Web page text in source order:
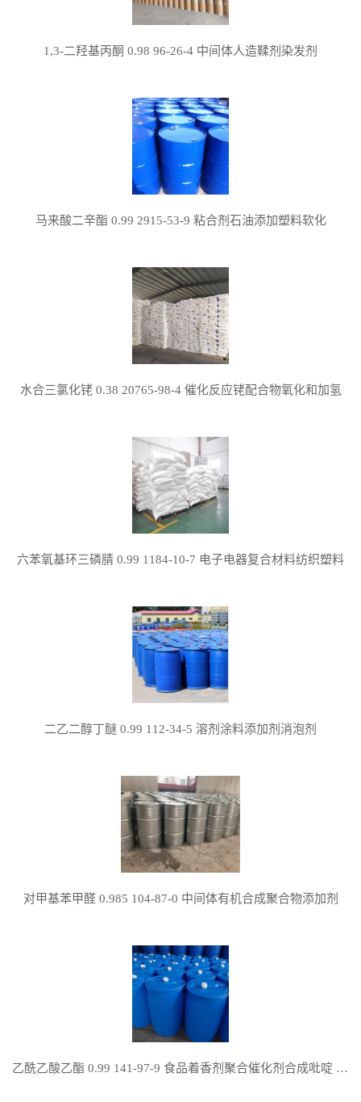
1,3-二羟基丙酮 0.98 96-26-4 中间体人造鞣剂染发剂
马来酸二辛酯 0.99 2915-53-9 粘合剂石油添加塑料软化
水合三氯化铑 0.38 20765-98-4 催化反应铑配合物氧化和加氢
六苯氧基环三磷腈 0.99 1184-10-7 电子电器复合材料纺织塑料
二乙二醇丁醚 0.99 112-34-5 溶剂涂料添加剂消泡剂
对甲基苯甲醛 0.985 104-87-0 中间体有机合成聚合物添加剂
乙酰乙酸乙酯 0.99 141-97-9 食品着香剂聚合催化剂合成吡啶 吡咯